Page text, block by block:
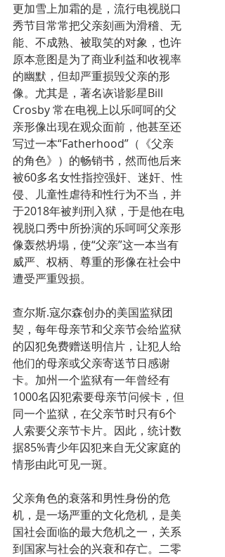
更加雪上加霜的是，流行电视脱口
秀节目常常把父亲刻画为滑稽、无
能、不成熟、被取笑的对象，也许
原本意图是为了商业利益和收视率
的幽默，但却严重损毁父亲的形
像。尤其是，著名诙谐影星Bill
Crosby 常在电视上以乐呵呵的父
亲形像出现在观众面前，他甚至还
写过一本“Fatherhood”（《父亲
的角色》）的畅销书，然而他后来
被60多名女性指控强奸、迷奸、性
侵、儿童性虐待和性行为不当，并
于2018年被判刑入狱，于是他在电
视脱口秀中所扮演的乐呵呵父亲形
像轰然坍塌，使“父亲”这一本当有
威严、权柄、尊重的形像在社会中
遭受严重毁损。
查尔斯.寇尔森创办的美国监狱团
契，每年母亲节和父亲节会给监狱
的囚犯免费赠送明信片，让犯人给
他们的母亲或父亲寄送节日感谢
卡。加州一个监狱有一年曾经有
1000名囚犯索要母亲节问候卡，但
同一个监狱，在父亲节时只有6个
人索要父亲节卡片。因此，统计数
据85%青少年囚犯来自无父家庭的
情形由此可见一斑。
父亲角色的衰落和男性身份的危
机，是一场严重的文化危机，是美
国社会面临的最大危机之一，关系
到国家与社会的兴衰和存亡。二零